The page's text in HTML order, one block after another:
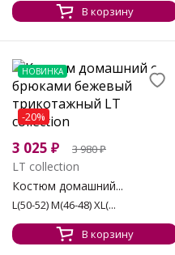
В корзину
НОВИНКА
-20%
3 025 ₽ 3 980₽
LT collection
Костюм домашний...
L(50-52) M(46-48) XL(...
В корзину